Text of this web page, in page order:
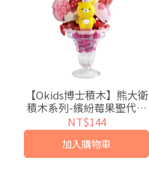
【Okids博士積木】熊大衛
積木系列-繽紛莓果聖代杯
(造景積木/公仔玩具/療癒
小物)
NT$144
加入購物車